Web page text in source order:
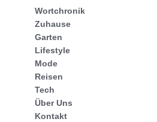
Wortchronik
Zuhause
Garten
Lifestyle
Mode
Reisen
Tech
Über Uns
Kontakt